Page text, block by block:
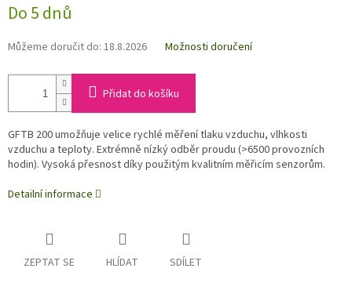
Do 5 dnů
Můžeme doručit do: 18.8.2026 Možnosti doručení
Přidat do košíku
GFTB 200 umožňuje velice rychlé měření tlaku vzduchu, vlhkosti
vzduchu a teploty. Extrémně nízký odběr proudu (>6500 provozních
hodin). Vysoká přesnost díky použitým kvalitním měřicím senzorům.
Detailní informace
ZEPTAT SE HLÍDAT SDÍLET